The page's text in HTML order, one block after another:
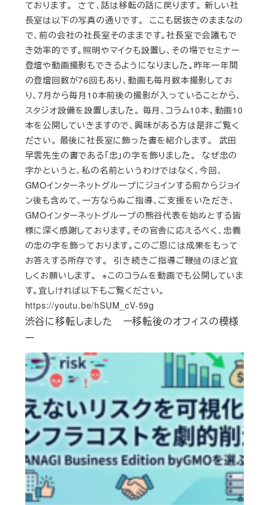
渋谷に移転しました ー移転後のオフィスの模様
ー
ております。 さて、話は移転の話に戻ります。 新しい社
長室は以下の写真の通りです。 ここも居抜きのままなの
で、前の会社の社長室そのままです。社長室で会議もで
き効率的です。照明やマイクも設置し、その場でセミナー
登壇や動画撮影もできるようになりました。昨年一年間
の登壇回数が76回もあり、動画も毎月数本撮影してお
り、7月から毎月10本前後の撮影が入っていることから、
スタジオ設備を設置しました。 毎月、コラム10本、動画10
本を公開していきますので、興味がある方は是非ご覧く
ださい。 最後に社長室に飾った書を紹介します。 武田
早雲先生の書である「忠」の字を飾りました。 なぜ忠の
字かというと、私の名前というわけではなく、今回、
GMOインターネットグループにジョインする前からジョイ
ン後も含めて、一方ならぬご指導、ご支援をいただき、
GMOインターネットグループの熊谷代表を始めとする皆
様に深く感謝しております。その官舎に応えるべく、忠義
の忠の字を飾っております。このご恩には成果をもって
お答えする所存です。 引き続きご指導ご鞭撻のほど宜
しくお願いします。 ※このコラムを動画でも公開していま
す。宜しければ以下もご覧ください。
https://youtu.be/hSUM_cV-59g